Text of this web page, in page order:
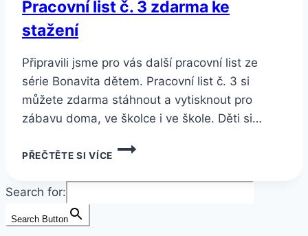
Pracovní list č. 3 zdarma ke
stažení
Připravili jsme pro vás další pracovní list ze
série Bonavita dětem. Pracovní list č. 3 si
můžete zdarma stáhnout a vytisknout pro
zábavu doma, ve školce i ve škole. Děti si…
PŘEČTĚTE SI VÍCE
PRACOVNÍ
LIST
Search for:
Search Button